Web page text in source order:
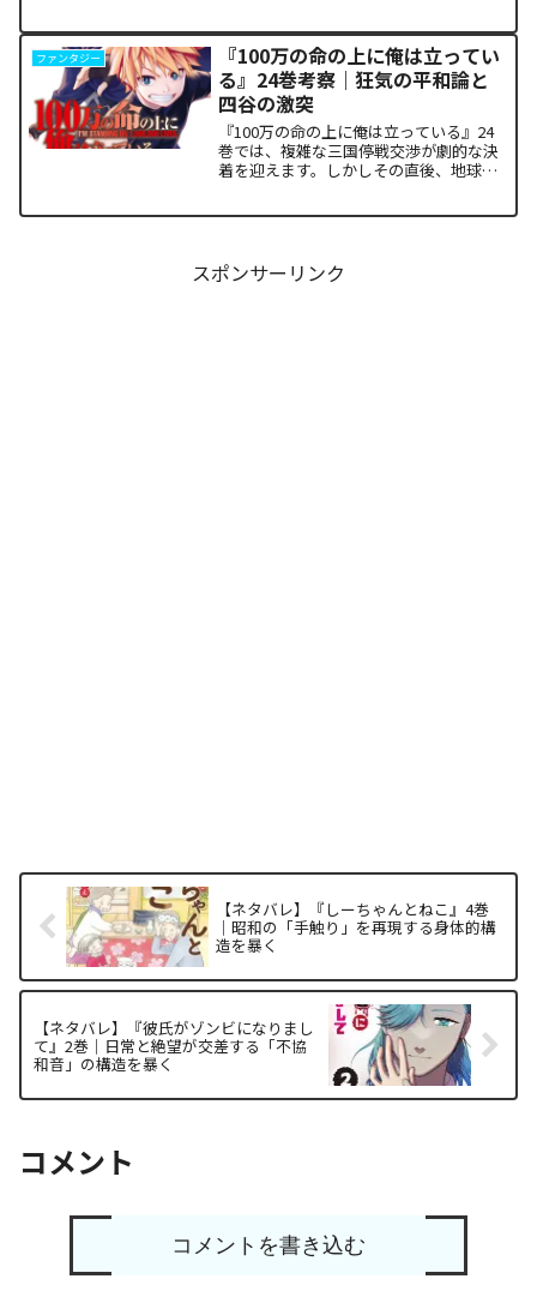
ドの裏側で、本作最大のミステリーであ
った「アルクの正体」と...
ファンタジー
『100万の命の上に俺は立ってい
る』24巻考察｜狂気の平和論と
四谷の激突
『100万の命の上に俺は立っている』24
巻では、複雑な三国停戦交渉が劇的な決
着を迎えます。しかしその直後、地球を
スポンサーリンク
【ネタバレ】『しーちゃんとねこ』4巻
｜昭和の「手触り」を再現する身体的構
造を暴く
【ネタバレ】『彼氏がゾンビになりまし
て』2巻｜日常と絶望が交差する「不協
和音」の構造を暴く
コメント
コメントを書き込む